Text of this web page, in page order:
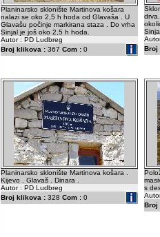
Planinarsko sklonište Martinova košara
nalazi se oko 2,5 h hoda od Glavaša . U
Glavašu počinje markirana staza . Do vrha
Sinjal je još oko 2,5 h hoda.
Autor : PD Ludbreg
Broj klikova :367 Com :0
Broj
Planinarsko sklonište Martinova košara .
Kijevo . Glavaš . Dinara .
Autor : PD Ludbreg
Broj klikova :328 Com :0
s
Broj